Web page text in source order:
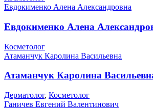
Евдокименко Алена Александровна
Евдокименко Алена
Косметолог
Атаманчук Каролина Васильевна
Атаманчук Каролина
Дерматолог, Косметолог
Ганичев Евгений Валентинович